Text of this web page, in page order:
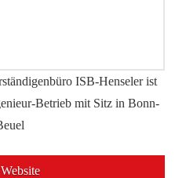
ISB-Henseler ist
Betrieb mit Sitz in Bonn-